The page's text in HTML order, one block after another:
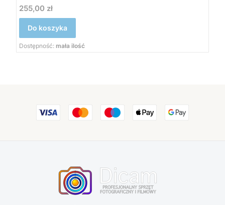
Cena
255,00 zł
Do koszyka
Dostępność: mała ilość